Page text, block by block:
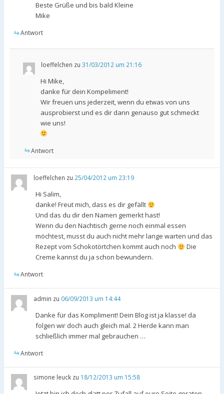
Beste Grüße und bis bald Kleine
Mike
Antwort
loeffelchen zu 31/03/2012 um 21:16
Hi Mike,
danke für dein Kompeliment!
Wir freuen uns jederzeit, wenn du etwas von uns
ausprobierst und es dir dann genauso gut schmeckt
wie uns!
Antwort
loeffelchen zu 25/04/2012 um 23:19
Hi Salim,
danke! Freut mich, dass es dir gefällt
Und das du dir den Namen gemerkt hast!
Wenn du den Nachtisch gerne noch einmal essen
möchtest, musst du auch nicht mehr lange warten und das
Rezept vom Schokotörtchen kommt auch noch
Die
Creme kannst du ja schon bewundern.
Antwort
admin zu 06/09/2013 um 14:44
Danke für das Kompliment! Dein Blog ist ja klasse! da
folgen wir doch auch gleich mal. 2 Herde kann man
schließlich immer mal gebrauchen …
Antwort
simone leuck zu 18/12/2013 um 15:58